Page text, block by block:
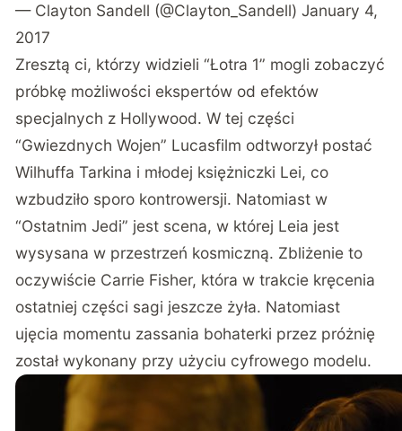
— Clayton Sandell (@Clayton_Sandell)January 4,
2017
Zresztą ci, którzy widzieli “Łotra 1” mogli zobaczyć
próbkę możliwości ekspertów od efektów
specjalnych z Hollywood. W tej części
“Gwiezdnych Wojen” Lucasfilm odtworzył postać
Wilhuffa Tarkina i młodej księżniczki Lei, co
wzbudziło sporo kontrowersji. Natomiast w
“Ostatnim Jedi” jest scena, w której Leia jest
wysysana w przestrzeń kosmiczną. Zbliżenie to
oczywiście Carrie Fisher, która w trakcie kręcenia
ostatniej części sagi jeszcze żyła. Natomiast
ujęcia momentu zassania bohaterki przez próżnię
został wykonany przy użyciu cyfrowego modelu.